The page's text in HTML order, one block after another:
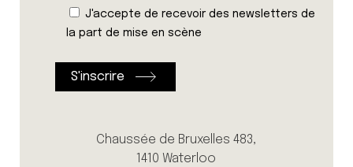
J'accepte de recevoir des newsletters de
la part de mise en scène
Chaussée de Bruxelles 483,
1410 Waterloo